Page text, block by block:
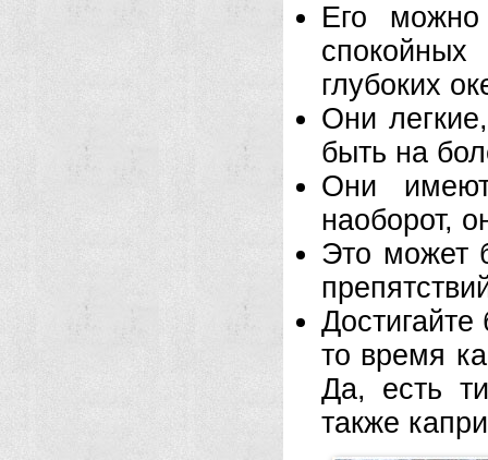
Его
глубоких
Они
быть на
Они
наоборот,
Это может
то время
Да, есть
также